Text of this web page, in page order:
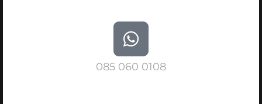
085 060 0108